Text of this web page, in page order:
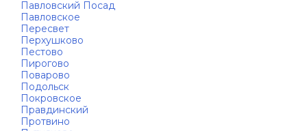
Павловский Посад
Павловское
Пересвет
Перхушково
Пестово
Пирогово
Поварово
Подольск
Покровское
Правдинский
Протвино